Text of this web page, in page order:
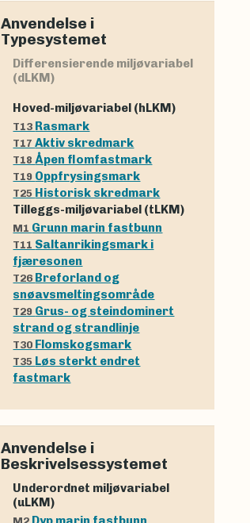
Anvendelse i
Typesystemet
Differensierende miljøvariabel
(dLKM)
Hoved-miljøvariabel (hLKM)
T13 Rasmark
T17Aktiv skredmark
T18 Åpen flomfastmark
T19 Oppfrysingsmark
T25 Historisk skredmark
Tilleggs-miljøvariabel (tLKM)
M1 Grunn marin fastbunn
T11 Saltanrikingsmark i
fjæresonen
T26 Breforland og
snøavsmeltingsområde
T29 Grus- og steindominert
strand og strandlinje
T30 Flomskogsmark
T35 Løs sterkt endret
fastmark
Anvendelse i
Beskrivelsessystemet
Underordnet miljøvariabel
(uLKM)
M2